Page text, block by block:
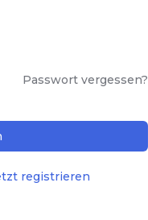
Passwort vergessen?
registrieren